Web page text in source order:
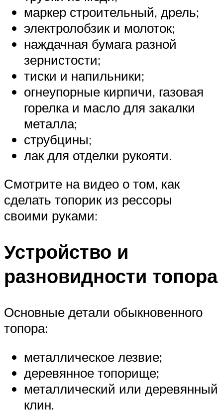
маркер строительный, дрель;
электролобзик и молоток;
наждачная бумага разной
зернистости;
тиски и напильники;
огнеупорные кирпичи, газовая
горелка и масло для закалки
металла;
струбцины;
лак для отделки рукояти.
Смотрите на видео о том, как
сделать топорик из рессоры
своими руками:
Устройство и
разновидности топора
Основные детали обыкновенного
топора:
металлическое лезвие;
деревянное топорище;
металлический или деревянный
клин.